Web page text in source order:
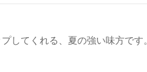
してくれる、夏の強い味方です。